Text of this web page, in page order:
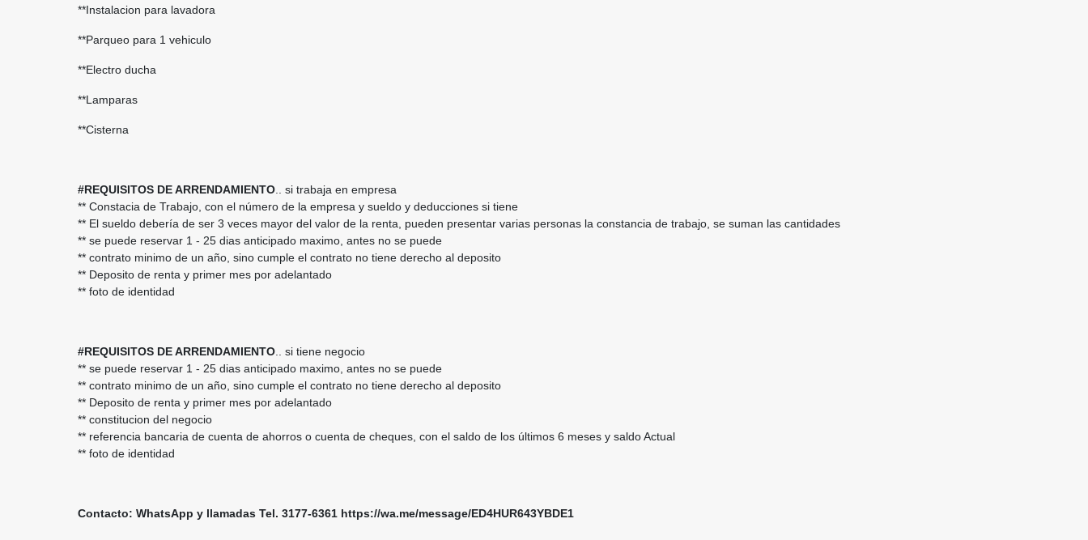
**Instalacion para lavadora
**Parqueo para 1 vehiculo
**Electro ducha
**Lamparas
**Cisterna
#REQUISITOS DE ARRENDAMIENTO .. si trabaja en empresa
** Constacia de Trabajo, con el número de la empresa y sueldo y deducciones si tiene
** El sueldo debería de ser 3 veces mayor del valor de la renta, pueden presentar varias personas la constancia de trabajo, se suman las cantidades
** se puede reservar 1 - 25 dias anticipado maximo, antes no se puede
** contrato minimo de un año, sino cumple el contrato no tiene derecho al deposito
** Deposito de renta y primer mes por adelantado
** foto de identidad
#REQUISITOS DE ARRENDAMIENTO .. si tiene negocio
** se puede reservar 1 - 25 dias anticipado maximo, antes no se puede
** contrato minimo de un año, sino cumple el contrato no tiene derecho al deposito
** Deposito de renta y primer mes por adelantado
** constitucion del negocio
** referencia bancaria de cuenta de ahorros o cuenta de cheques, con el saldo de los últimos 6 meses y saldo Actual
** foto de identidad
Contacto: WhatsApp y llamadas Tel. 3177-6361 https://wa.me/message/ED4HUR643YBDE1